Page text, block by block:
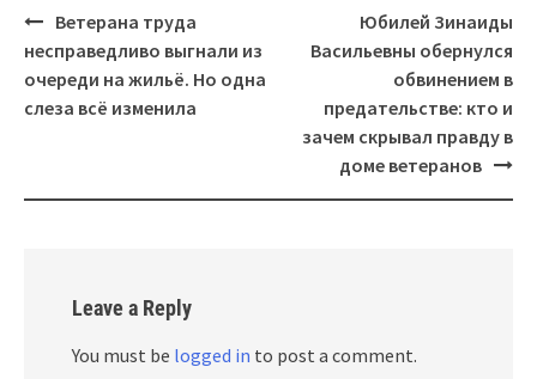
Post
navigation
Ветерана труда
несправедливо выгнали из
очереди на жильё. Но одна
слеза всё изменила
Юбилей Зинаиды
Васильевны обернулся
обвинением в
предательстве: кто и
зачем скрывал правду в
доме ветеранов
Leave a Reply
You must be logged in to post a comment.